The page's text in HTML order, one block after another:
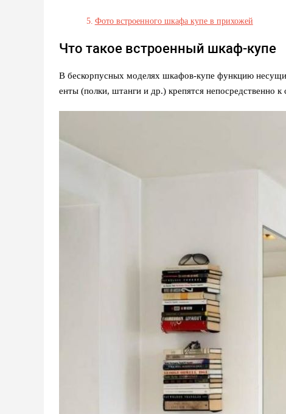
Фото встроенного шкафа купе в прихожей
Что такое встроенный шкаф-купе
В бескорпусных моделях шкафов-купе функцию
енты (полки, штанги и др.) крепятся непосредственно